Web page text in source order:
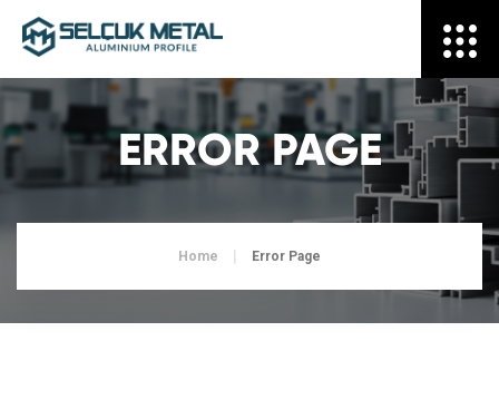
ERROR PAGE
Home Error Page